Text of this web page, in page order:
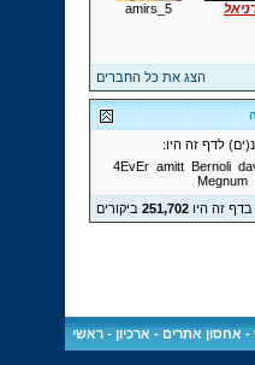
amirs_5
הצג את כל החברים
4EvEr amitt Bernoli
Megnum
בדף זה היו251,702 ביקורים
- אחסון אתרים - ארכיון -ראשי